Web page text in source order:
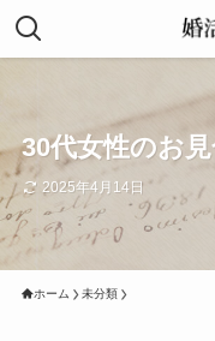
30代女性のお
2025年4月14日
ホーム 未分類